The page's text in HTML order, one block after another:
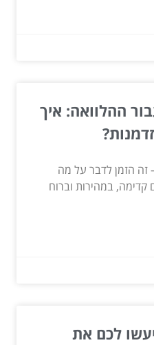
ההלוואה: איך
זה הזמן לדבר על מה
במהירות וברוח
לכם את